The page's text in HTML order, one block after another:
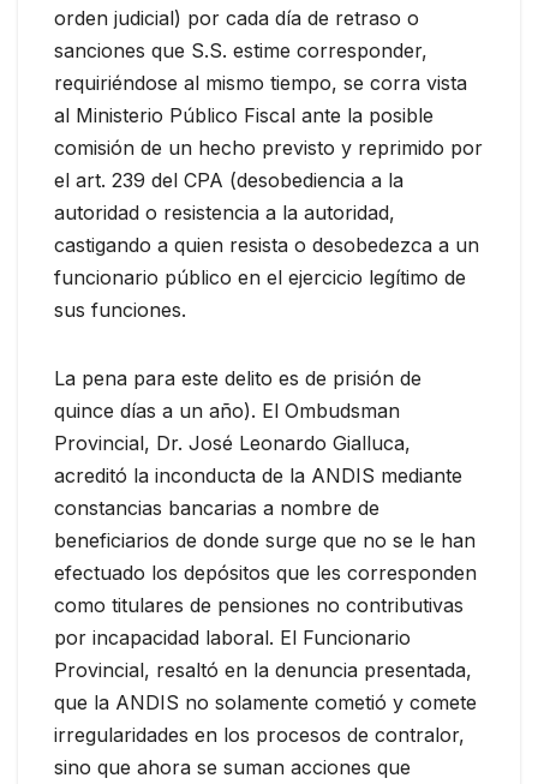
orden judicial) por cada día de retraso o
sanciones que S.S. estime corresponder,
requiriéndose al mismo tiempo, se corra vista
al Ministerio Público Fiscal ante la posible
comisión de un hecho previsto y reprimido por
el art. 239 del CPA (desobediencia a la
autoridad o resistencia a la autoridad,
castigando a quien resista o desobedezca a un
funcionario público en el ejercicio legítimo de
sus funciones.
La pena para este delito es de prisión de
quince días a un año). El Ombudsman
Provincial, Dr. José Leonardo Gialluca,
acreditó la inconducta de la ANDIS mediante
constancias bancarias a nombre de
beneficiarios de donde surge que no se le han
efectuado los depósitos que les corresponden
como titulares de pensiones no contributivas
por incapacidad laboral. El Funcionario
Provincial, resaltó en la denuncia presentada,
que la ANDIS no solamente cometió y comete
irregularidades en los procesos de contralor,
sino que ahora se suman acciones que